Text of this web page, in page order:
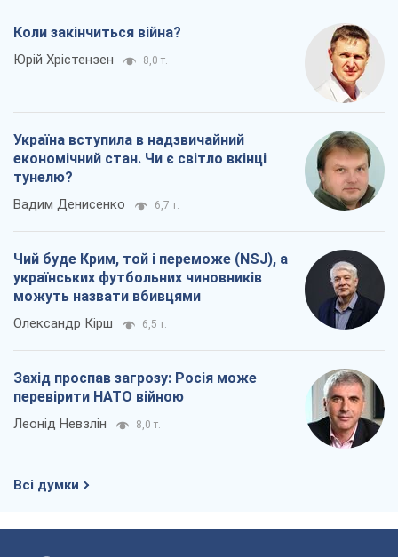
Коли закінчиться війна?
Юрій Хрістензен 8,0 т.
Україна вступила в надзвичайний
економічний стан. Чи є світло вкінці
тунелю?
Вадим Денисенко 6,7 т.
Чий буде Крим, той і переможе (NSJ), а
українських футбольних чиновників
можуть назвати вбивцями
Олександр Кірш 6,5 т.
Захід проспав загрозу: Росія може
перевірити НАТО війною
Леонід Невзлін 8,0 т.
Всі думки